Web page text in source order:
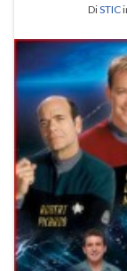
DiSTIC